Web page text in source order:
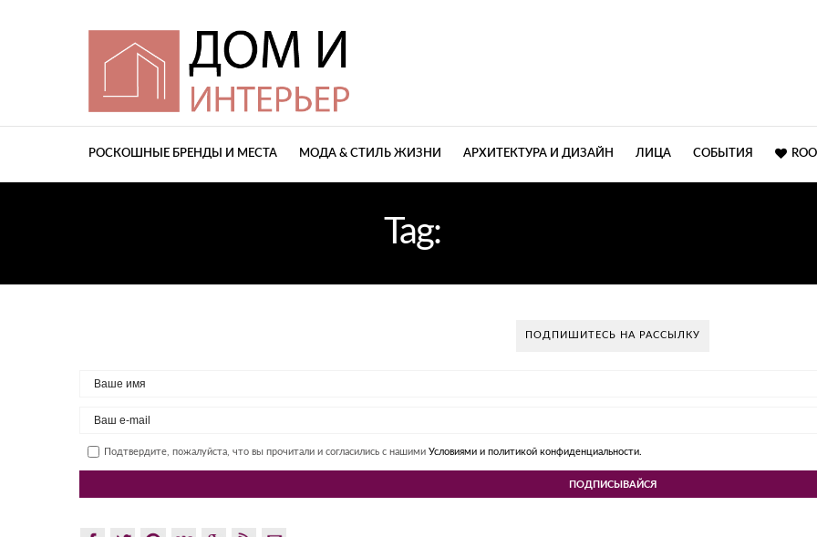
РОСКОШНЫЕ БРЕНДЫ И МЕСТА МОДА & СТИЛЬ ЖИЗНИ АРХИТЕКТУРА И ДИЗАЙН ЛИЦА СОБЫТИЯ
Tag:
ПОДПИШИТЕСЬ НА РАССЫЛКУ
Подтвердите, пожалуйста, что вы прочитали и согласились с нашими Условиями и политикой конфиденциальности.